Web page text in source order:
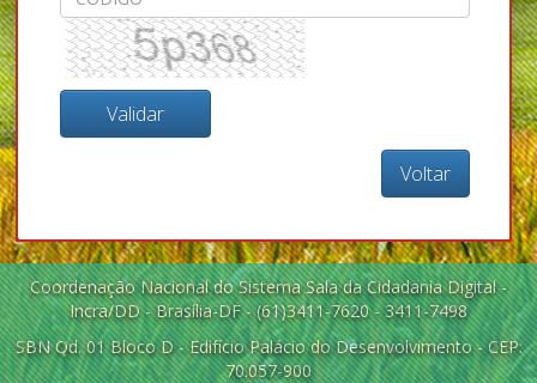
Voltar
Coordenação Nacional do Sistema Sala da Cidadania Digital -
Incra/DD - Brasília-DF - (61)3411-7620 - 3411-7498
SBN Qd. 01 Bloco D - Edifício Palácio do Desenvolvimento - CEP:
70.057-900